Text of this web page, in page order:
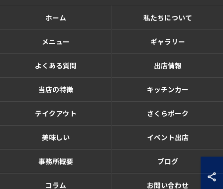
ホーム 私たちについて
メニュー ギャラリー
よくある質問 出店情報
当店の特徴 キッチンカー
テイクアウト さくらポーク
美味しい イベント出店
事務所概要 ブログ
コラム お問い合わせ